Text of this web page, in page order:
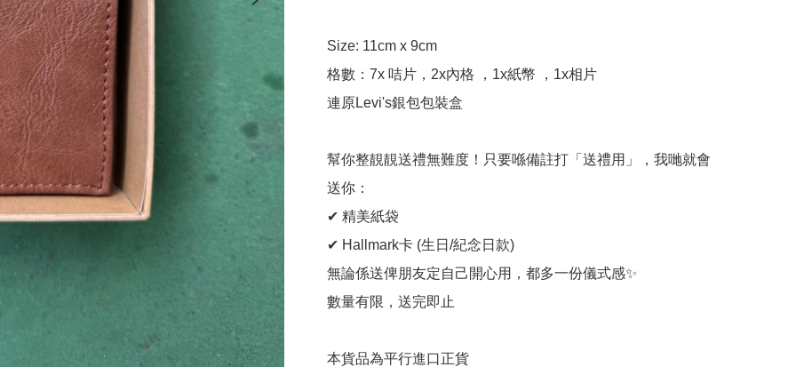
Size: 11cm x 9cm
格數：7x 咭片，2x內格 ，1x紙幣 ，1x相片
連原Levi's銀包包裝盒
幫你整靚靚送禮無難度！只要喺備註打「送禮用」，我哋就會
送你：
✔ 精美紙袋
✔ Hallmark卡 (生日/紀念日款)
無論係送俾朋友定自己開心用，都多一份儀式感✨
數量有限，送完即止
本貨品為平行進口正貨